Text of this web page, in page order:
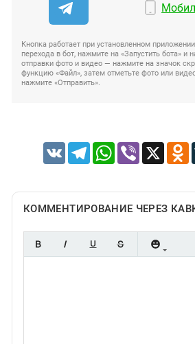
Кнопка работает при установленном
перехода в бот, нажмите на «Запустить бота» и
отправки фото и видео — нажмите на значок
функцию «Файл», затем отметьте фото или
нажмите «Отправить».
VK TelegramWhatsApp
Viber X
КОММЕНТИРОВАНИЕ ЧЕРЕЗ